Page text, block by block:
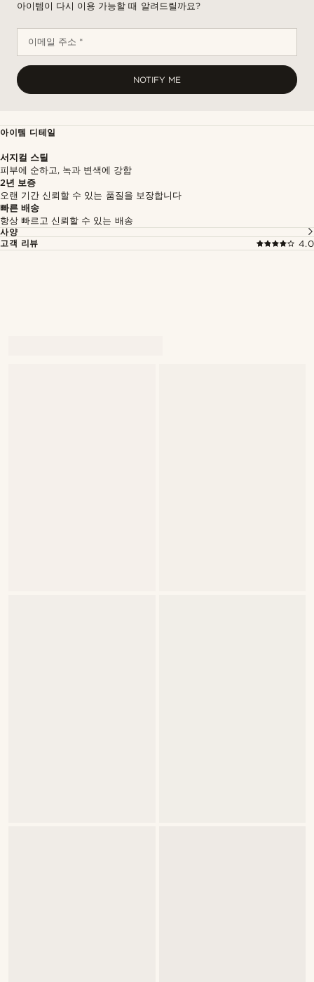
아이템이 다시 이용 가능할 때 알려드릴까요?
이메일 주소 *
NOTIFY ME
아이템 디테일
서지컬 스틸
피부에 순하고, 녹과 변색에 강함
2년 보증
오랜 기간 신뢰할 수 있는 품질을 보장합니다
빠른 배송
항상 빠르고 신뢰할 수 있는 배송
사양
고객 리뷰
4.0